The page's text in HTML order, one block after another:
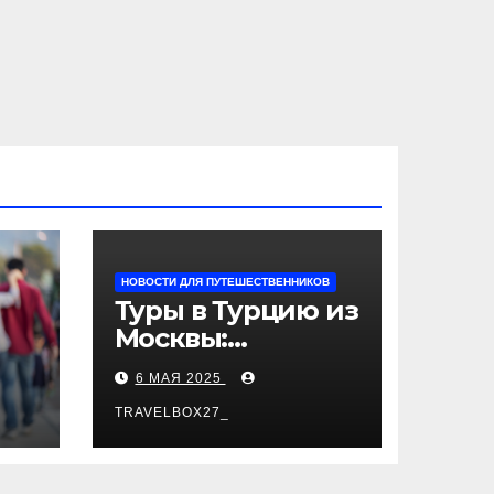
НОВОСТИ ДЛЯ ПУТЕШЕСТВЕННИКОВ
Туры в Турцию из
Москвы:
пляжный отдых,
экскурсии и
лучшие курорты
6 МАЯ 2025
TRAVELBOX27_